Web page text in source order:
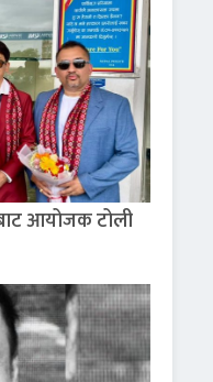
आयोजक टोली